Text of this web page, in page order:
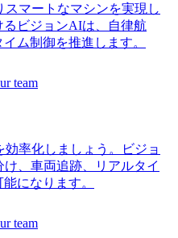
スマートなマシンを実現し
るビジョンAIは、自律航
ム制御を推進します。
効率化しましょう。ビジョ
、車両追跡、リアルタイ
になります。